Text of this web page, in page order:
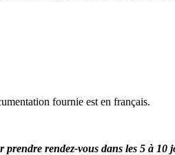
fournie est en français.
rendez-vous dans les 5 à